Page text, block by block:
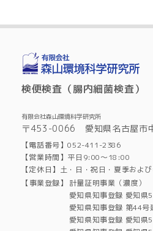
検便検査（腸内細菌検査）
有限会社森山環境科学研究所
〒453-0066 愛知県名古屋市
【電話番号】052-411-2386
【営業時間】平日9:00～18:00
【定休日】土・日・祝日・夏季およ
【事業登録】
計量証明事業（濃度）
愛知県知事登録 愛知県
愛知県知事登録 第44
愛知県知事登録 愛知県